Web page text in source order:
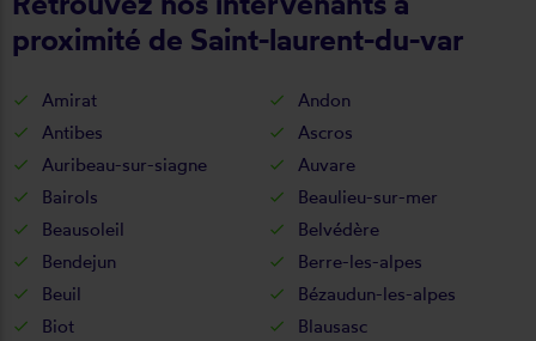
proximité de Saint-laurent-du-var
Amirat
Andon
Antibes
Ascros
Auribeau-sur-siagne
Auvare
Bairols
Beaulieu-sur-mer
Beausoleil
Belvédère
Bendejun
Berre-les-alpes
Beuil
Bézaudun-les-alpes
Biot
Blausasc